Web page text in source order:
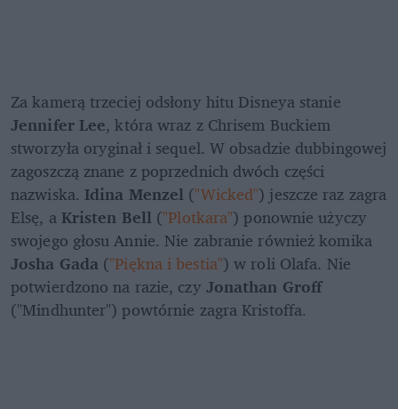
Za kamerą trzeciej odsłony hitu Disneya stanie
Jennifer Lee, która wraz z Chrisem Buckiem
stworzyła oryginał i sequel. W obsadzie dubbingowej
zagoszczą znane z poprzednich dwóch części
nazwiska. Idina Menzel ("Wicked") jeszcze raz zagra
Elsę, a Kristen Bell ("Plotkara") ponownie użyczy
swojego głosu Annie. Nie zabranie również komika
Josha Gada ("Piękna i bestia") w roli Olafa. Nie
potwierdzono na razie, czy Jonathan Groff
("Mindhunter") powtórnie zagra Kristoffa.